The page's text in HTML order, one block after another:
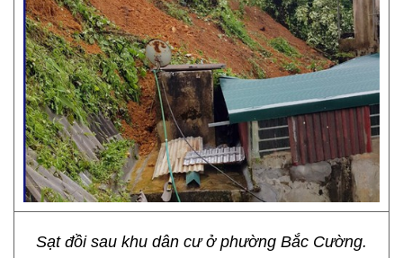
Sạt đồi sau khu dân cư ở phường Bắc Cường.